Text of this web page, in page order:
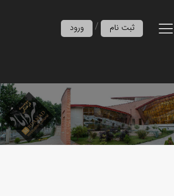
ورود / ثبت نام